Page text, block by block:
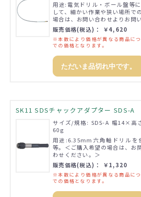
用途:電気ドリル・ボール盤等
して、細かい作業や狭い場所で
場合は、お問い合わせよりお問
販売価格(税込)： ￥4,620
※本数により価格が異なる商品に
での価格となります。
ただいま品切れ中です。
SK11 SDSチャックアダプター SDS-A
サイズ/規格: SDS-A 幅14×高
60g
用途:6.35mm六角軸ドリルを
等。＜ご購入希望の場合は、お
わせください。＞
販売価格(税込)： ￥1,320
※本数により価格が異なる商品に
での価格となります。